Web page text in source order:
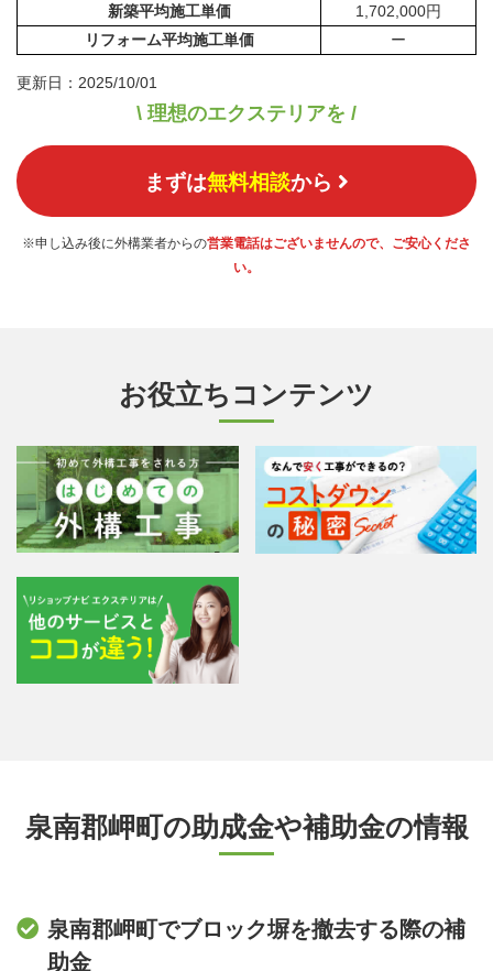
新築平均施工単価
1,702,000円
リフォーム平均施工単価
ー
更新日：2025/10/01
\ 理想のエクステリアを /
まずは無料相談から
※申し込み後に外構業者からの営業電話はございませんので、ご安心くださ
い。
お役立ちコンテンツ
泉南郡岬町の助成金や補助金の情報
泉南郡岬町でブロック塀を撤去する際の補
助金